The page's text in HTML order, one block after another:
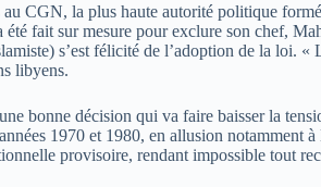
CGN, la plus haute autorité politique
été fait sur mesure pour exclure son chef,
s’est félicité de l’adoption de la loi.
libyens.
bonne décision qui va faire baisser la
1970 et 1980, en allusion notamment
provisoire, rendant impossible tout